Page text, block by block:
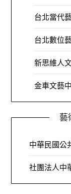
台北當代
台北數位
新思維人
金車文藝
藝
中華民國公
社團法人中